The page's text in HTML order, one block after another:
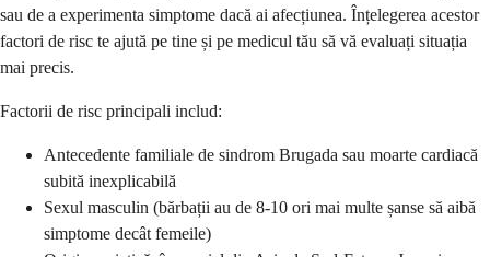
sau de a experimenta simptome dacă ai afecțiunea. Înțelegerea acestor
factori de risc te ajută pe tine și pe medicul tău să vă evaluați situația
mai precis.
Factorii de risc principali includ:
Antecedente familiale de sindrom Brugada sau moarte cardiacă
subită inexplicabilă
Sexul masculin (bărbații au de 8-10 ori mai multe șanse să aibă
simptome decât femeile)